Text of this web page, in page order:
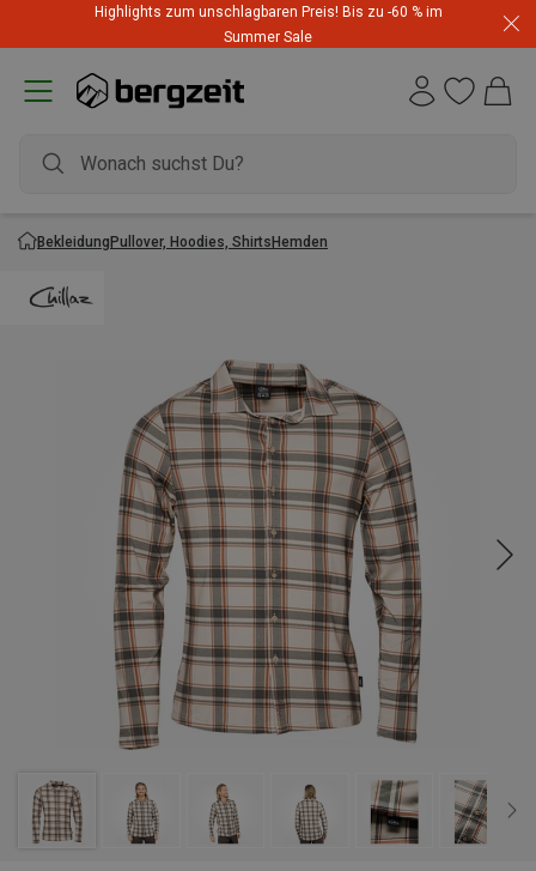
Highlights zum unschlagbaren Preis! Bis zu -60 % im
Summer Sale
BekleidungPullover, Hoodies, ShirtsHemden